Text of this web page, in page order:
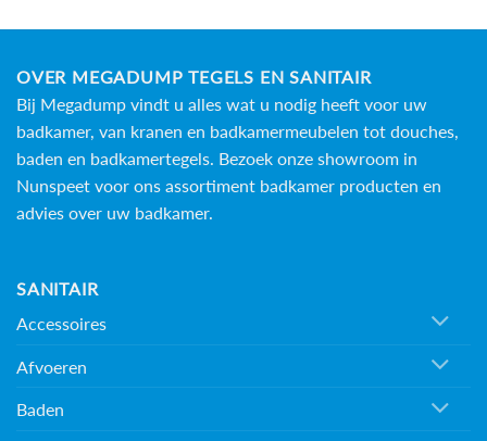
OVER MEGADUMP TEGELS EN SANITAIR
Bij Megadump vindt u alles wat u nodig heeft voor uw
badkamer, van kranen en badkamermeubelen tot douches,
baden en badkamertegels. Bezoek onze showroom in
Nunspeet voor ons assortiment badkamer producten en
advies over uw badkamer.
SANITAIR
Accessoires
Afvoeren
Baden